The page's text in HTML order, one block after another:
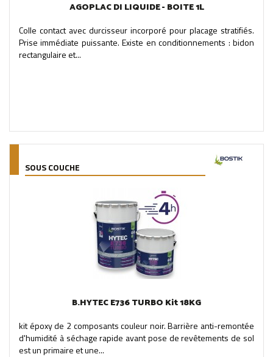
AGOPLAC DI LIQUIDE - BOITE 1L
Colle contact avec durcisseur incorporé pour placage stratifiés.
Prise immédiate puissante. Existe en conditionnements : bidon
rectangulaire et...
SOUS COUCHE
B.HYTEC E736 TURBO Kit 18KG
kit époxy de 2 composants couleur noir. Barrière anti-remontée
d'humidité à séchage rapide avant pose de revêtements de sol
est un primaire et une...